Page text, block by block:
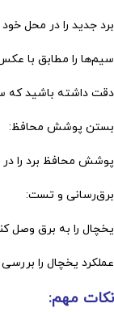
برد جدید را در محل خود
سیم‌ها را مطابق با
دقت داشته باشید که
بستن پوشش محافظ:
پوشش محافظ برد را در
برق‌رسانی و تست:
یخچال را به برق وصل
عملکرد یخچال را
نکات مهم: